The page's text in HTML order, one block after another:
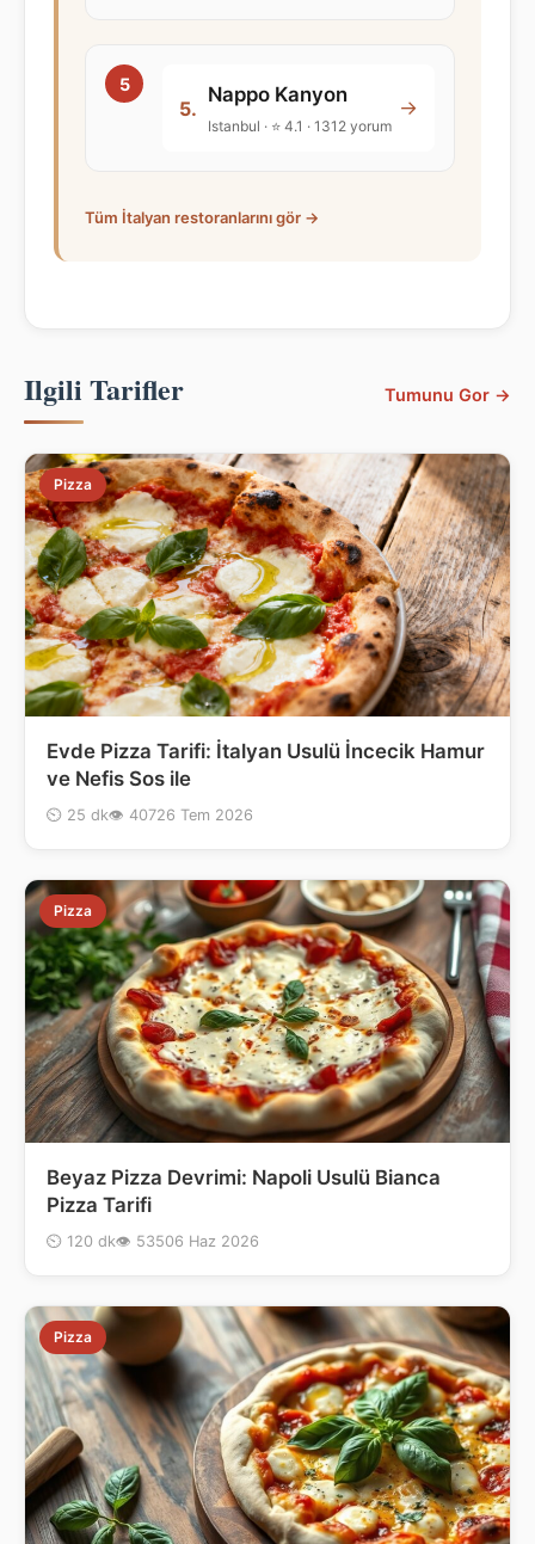
5.
Nappo Kanyon
Istanbul · ⭐ 4.1 · 1312 yorum
→
Tüm İtalyan restoranlarını gör →
Ilgili Tarifler Tumunu Gor →
Pizza
Evde Pizza Tarifi: İtalyan Usulü İncecik Hamur
ve Nefis Sos ile
⏲ 25 dk👁 40726 Tem 2026
Pizza
Beyaz Pizza Devrimi: Napoli Usulü Bianca
Pizza Tarifi
⏲ 120 dk👁 53506 Haz 2026
Pizza